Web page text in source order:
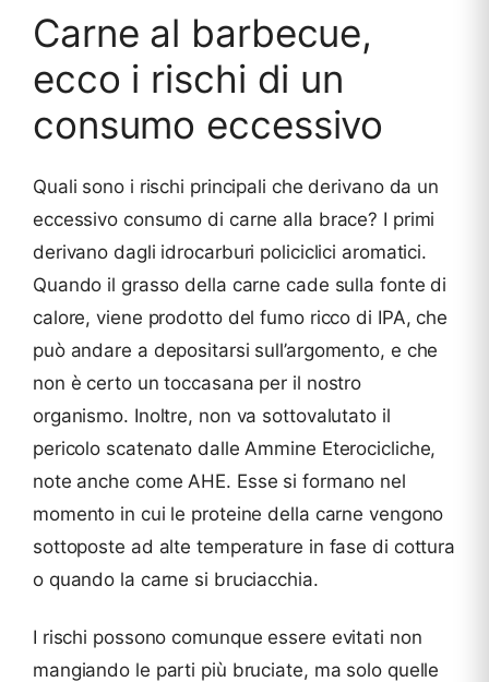
Carne al barbecue,
ecco i rischi di un
consumo eccessivo
Quali sono i rischi principali che derivano da un
eccessivo consumo di carne alla brace? I primi
derivano dagli idrocarburi policiclici aromatici.
Quando il grasso della carne cade sulla fonte di
calore, viene prodotto del fumo ricco di IPA, che
può andare a depositarsi sull’argomento, e che
non è certo un toccasana per il nostro
organismo. Inoltre, non va sottovalutato il
pericolo scatenato dalle Ammine Eterocicliche,
note anche come AHE. Esse si formano nel
momento in cui le proteine della carne vengono
sottoposte ad alte temperature in fase di cottura
o quando la carne si bruciacchia.
I rischi possono comunque essere evitati non
mangiando le parti più bruciate, ma solo quelle